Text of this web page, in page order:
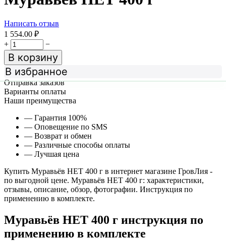
Написать отзыв
1 554.00 ₽
+
−
В корзину
В избранное
Отправка заказов
Варианты оплаты
Наши преимущества
— Гарантия 100%
— Оповещение по SMS
— Возврат и обмен
— Различные способы оплаты
— Лучшая цена
Купить Муравьёв НЕТ 400 г в интернет магазине ГровЛия -
по выгодной цене. Муравьёв НЕТ 400 г: характеристики,
отзывы, описание, обзор, фотографии. Инструкция по
применению в комплекте.
Муравьёв НЕТ 400 г инструкция по
применению в комплекте